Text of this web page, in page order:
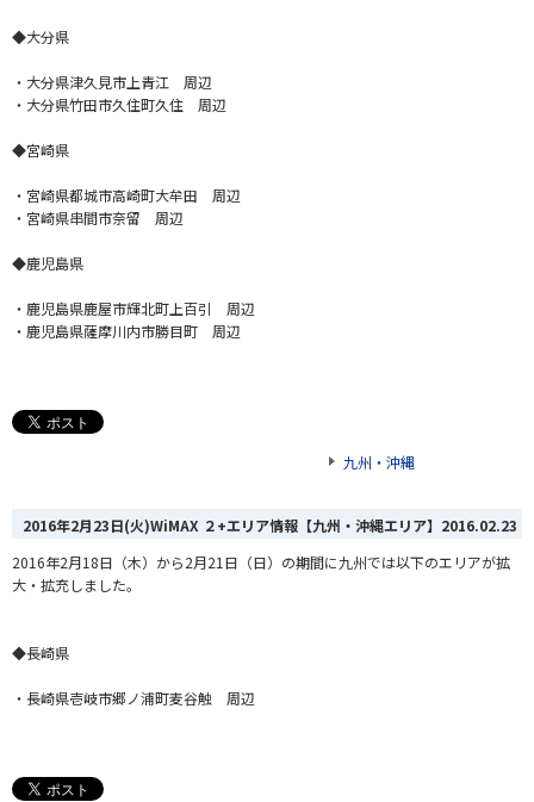
◆大分県
・大分県津久見市上青江 周辺
・大分県竹田市久住町久住 周辺
◆宮崎県
・宮崎県都城市高崎町大牟田 周辺
・宮崎県串間市奈留 周辺
◆鹿児島県
・鹿児島県鹿屋市輝北町上百引 周辺
・鹿児島県薩摩川内市勝目町 周辺
九州・沖縄
2016年2月23日(火)WiMAX ２+エリア情報【九州・沖縄エリア】 2016.02.23
2016年2月18日（木）から2月21日（日）の期間に九州では以下のエリアが拡
大・拡充しました。
◆長崎県
・長崎県壱岐市郷ノ浦町麦谷触 周辺